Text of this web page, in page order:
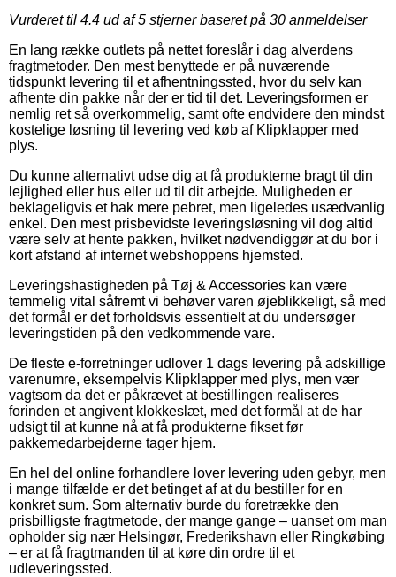
Vurderet til 4.4 ud af 5 stjerner baseret på 30 anmeldelser
En lang række outlets på nettet foreslår i dag alverdens
fragtmetoder. Den mest benyttede er på nuværende
tidspunkt levering til et afhentningssted, hvor du selv kan
afhente din pakke når der er tid til det. Leveringsformen er
nemlig ret så overkommelig, samt ofte endvidere den mindst
kostelige løsning til levering ved køb af Klipklapper med
plys.
Du kunne alternativt udse dig at få produkterne bragt til din
lejlighed eller hus eller ud til dit arbejde. Muligheden er
beklageligvis et hak mere pebret, men ligeledes usædvanlig
enkel. Den mest prisbevidste leveringsløsning vil dog altid
være selv at hente pakken, hvilket nødvendiggør at du bor i
kort afstand af internet webshoppens hjemsted.
Leveringshastigheden på Tøj & Accessories kan være
temmelig vital såfremt vi behøver varen øjeblikkeligt, så med
det formål er det forholdsvis essentielt at du undersøger
leveringstiden på den vedkommende vare.
De fleste e-forretninger udlover 1 dags levering på adskillige
varenumre, eksempelvis Klipklapper med plys, men vær
vagtsom da det er påkrævet at bestillingen realiseres
forinden et angivent klokkeslæt, med det formål at de har
udsigt til at kunne nå at få produkterne fikset før
pakkemedarbejderne tager hjem.
En hel del online forhandlere lover levering uden gebyr, men
i mange tilfælde er det betinget af at du bestiller for en
konkret sum. Som alternativ burde du foretrække den
prisbilligste fragtmetode, der mange gange – uanset om man
opholder sig nær Helsingør, Frederikshavn eller Ringkøbing
– er at få fragtmanden til at køre din ordre til et
udleveringssted.